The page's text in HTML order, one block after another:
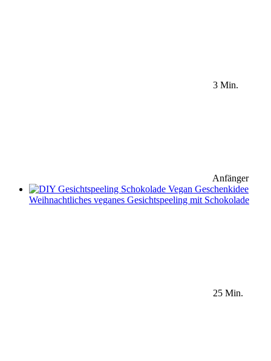
3 Min.
Anfänger
Weihnachtliches veganes Gesichtspeeling mit Schokolade
25 Min.